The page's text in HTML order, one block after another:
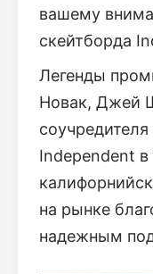
вашему
скейтборда
Легенды
Новак, Джей
Independent в
на рынке
надежным